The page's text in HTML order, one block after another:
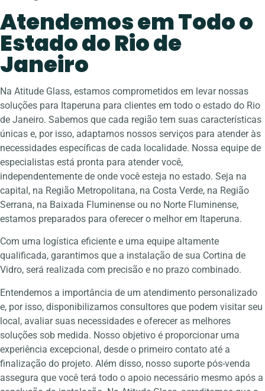
Atendemos em Todo o
Estado do Rio de
Janeiro
Na Atitude Glass, estamos comprometidos em levar nossas
soluções para Itaperuna para clientes em todo o estado do Rio
de Janeiro. Sabemos que cada região tem suas características
únicas e, por isso, adaptamos nossos serviços para atender às
necessidades específicas de cada localidade. Nossa equipe de
especialistas está pronta para atender você,
independentemente de onde você esteja no estado. Seja na
capital, na Região Metropolitana, na Costa Verde, na Região
Serrana, na Baixada Fluminense ou no Norte Fluminense,
estamos preparados para oferecer o melhor em Itaperuna.
Com uma logística eficiente e uma equipe altamente
qualificada, garantimos que a instalação de sua Cortina de
Vidro, será realizada com precisão e no prazo combinado.
Entendemos a importância de um atendimento personalizado
e, por isso, disponibilizamos consultores que podem visitar seu
local, avaliar suas necessidades e oferecer as melhores
soluções sob medida. Nosso objetivo é proporcionar uma
experiência excepcional, desde o primeiro contato até a
finalização do projeto. Além disso, nosso suporte pós-venda
assegura que você terá todo o apoio necessário mesmo após a